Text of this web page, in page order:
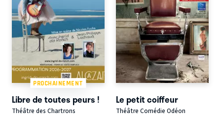
PROCHAINEMENT
Libre de toutes peurs !
Théâtre des Chartrons
Le petit coiffeur
Théâtre Comédie Odéon